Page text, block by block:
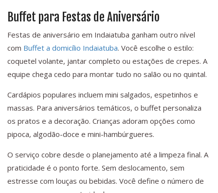
Buffet para Festas de Aniversário
Festas de aniversário em Indaiatuba ganham outro nível
com Buffet a domicílio Indaiatuba. Você escolhe o estilo:
coquetel volante, jantar completo ou estações de crepes. A
equipe chega cedo para montar tudo no salão ou no quintal.
Cardápios populares incluem mini salgados, espetinhos e
massas. Para aniversários temáticos, o buffet personaliza
os pratos e a decoração. Crianças adoram opções como
pipoca, algodão-doce e mini-hambúrgueres.
O serviço cobre desde o planejamento até a limpeza final. A
praticidade é o ponto forte. Sem deslocamento, sem
estresse com louças ou bebidas. Você define o número de